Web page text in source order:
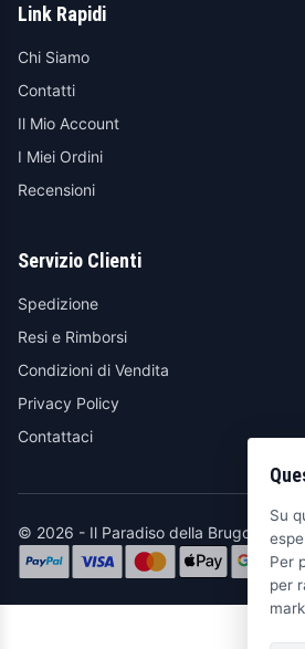
Link Rapidi
Chi Siamo
Contatti
Il Mio Account
I Miei Ordini
Recensioni
Servizio Clienti
Spedizione
Resi e Rimborsi
Condizioni di Vendita
Privacy Policy
Contattaci
© 2026 - Il Paradiso della Brugola
Su
Per
per